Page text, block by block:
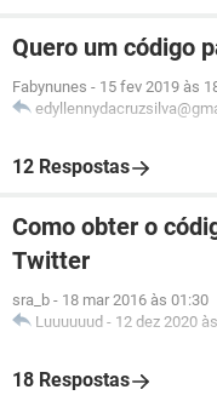
Quero um código
Fabynunes - 15 fev 2019 às
12 Respostas
Como obter o
Twitter
sra_b - 18 mar 2016 às 01:30
Luuuuuud - 12 dez 2020
18 Respostas